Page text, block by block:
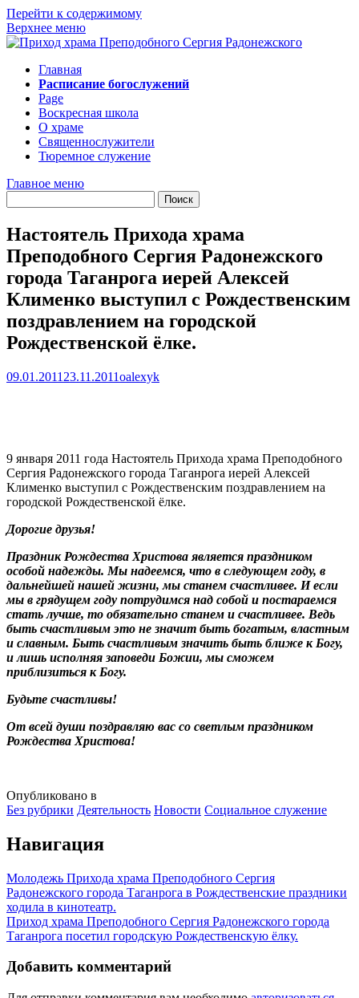
Перейти к содержимому
Верхнее меню
Главная
Расписание богослужений
Page
Воскресная школа
О храме
Священнослужители
Тюремное служение
Главное меню
Настоятель Прихода храма
Преподобного Сергия Радонежского
города Таганрога иерей Алексей
Клименко выступил с Рождественским
поздравлением на городской
Рождественской ёлке.
09.01.2011 23.11.2011oalexyk
9 января 2011 года Настоятель Прихода храма Преподобного
Сергия Радонежского города Таганрога иерей Алексей
Клименко выступил с Рождественским поздравлением на
городской Рождественской ёлке.
Дорогие друзья!
Праздник Рождества Христова является праздником
особой надежды. Мы надеемся, что в следующем году, в
дальнейшей нашей жизни, мы станем счастливее. И если
мы в грядущем году потрудимся над собой и постараемся
стать лучше, то обязательно станем и счастливее. Ведь
быть счастливым это не значит быть богатым, властным
и славным. Быть счастливым значить быть ближе к Богу,
и лишь исполняя заповеди Божии, мы сможем
приблизиться к Богу.
Будьте счастливы!
От всей души поздравляю вас со светлым праздником
Рождества Христова!
Опубликовано в
Без рубрики Деятельность Новости Социальное служение
Навигация
Молодежь Прихода храма Преподобного Сергия
Радонежского города Таганрога в Рождественские праздники
ходила в кинотеатр.
Приход храма Преподобного Сергия Радонежского города
Таганрога посетил городскую Рождественскую ёлку.
Добавить комментарий